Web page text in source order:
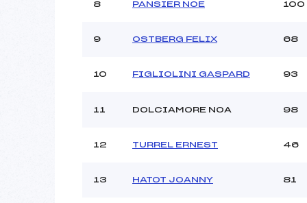
Catégorie :
8 PANSIER NOE 100
9 OSTBERG FELIX 68
10 FIGLIOLINI GASPARD 93
11 DOLCIAMORE NOA 98
12 TURREL ERNEST 46
13 HATOT JOANNY 81